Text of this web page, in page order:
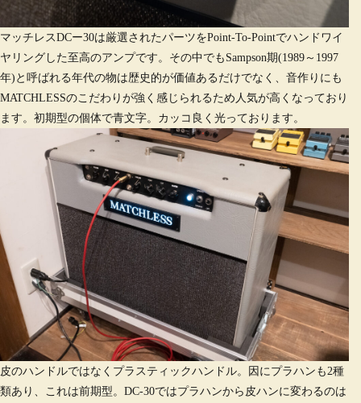
マッチレスDCー30は厳選されたパーツをPoint-To-Pointでハンドワイ
ヤリングした至高のアンプです。その中でもSampson期(1989～1997
年)と呼ばれる年代の物は歴史的が価値あるだけでなく、音作りにも
MATCHLESSのこだわりが強く感じられるため人気が高くなっており
ます。初期型の個体で青文字。カッコ良く光っております。
皮のハンドルではなくプラスティックハンドル。因にプラハンも2種
類あり、これは前期型。DC-30ではプラハンから皮ハンに変わるのは